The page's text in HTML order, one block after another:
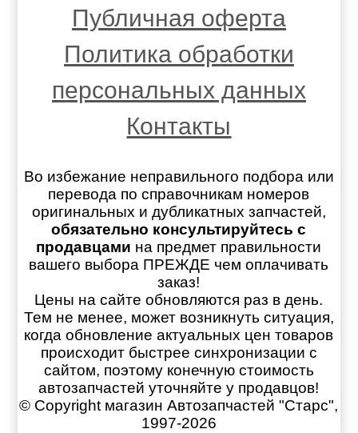
Публичная оферта
Политика обработки
персональных данных
Контакты
Во избежание неправильного подбора или
перевода по справочникам номеров
оригинальных и дубликатных запчастей,
обязательно консультируйтесь с
продавцами на предмет правильности
вашего выбора ПРЕЖДЕ чем оплачивать
заказ!
Цены на сайте обновляются раз в день.
Тем не менее, может возникнуть ситуация,
когда обновление актуальных цен товаров
происходит быстрее синхронизации с
сайтом, поэтому конечную стоимость
автозапчастей уточняйте у продавцов!
© Copyright магазин Автозапчастей "Старс",
1997-2026